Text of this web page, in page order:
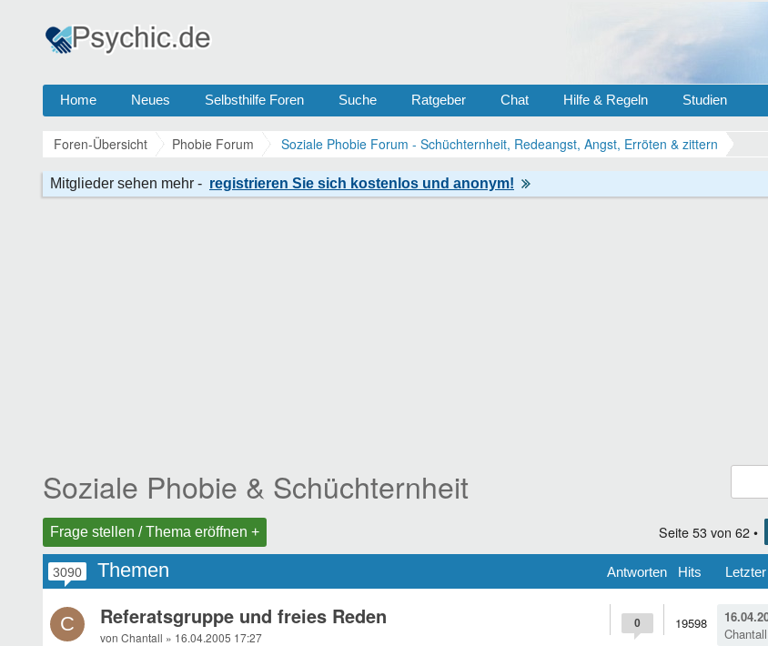
Home Neues Selbsthilfe Foren Suche Ratgeber Chat Hilfe & Regeln Studien
Foren-Übersicht Phobie Forum Soziale Phobie Forum - Schüchternheit, Redeangst, Angst, Erröten & zittern
Soziale Phobie & Schüchternheit
Frage stellen / Thema eröffnen + Seite 53 von 62 •
3090 Themen Hits
Antworten
C Referatsgruppe und freies Reden
von Chantall » 16.04.2005 17:27
Chantall
19598
0